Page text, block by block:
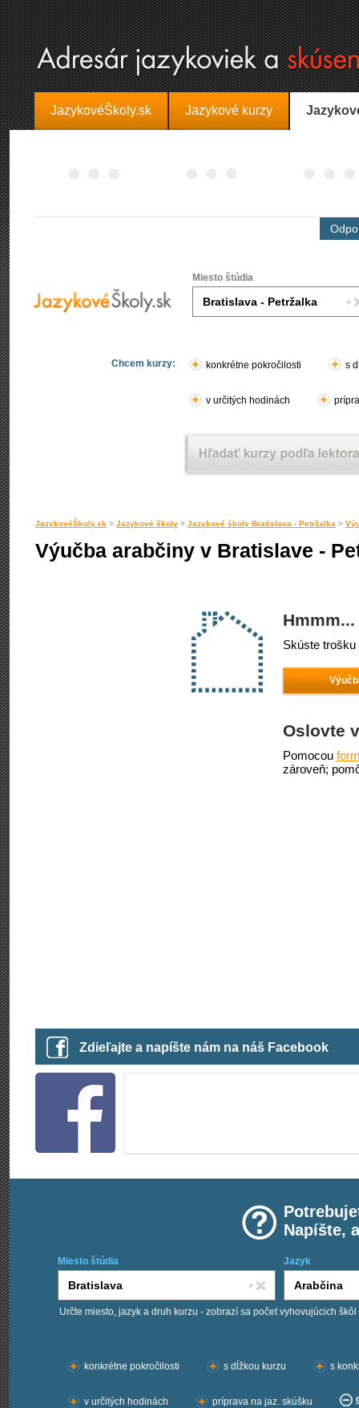
JazykovéŠkoly.sk Jazykové kurzy
Miesto štúdia
Chcem kurzy: konkrétne pokročilosti s
v určitých hodinách
JazykovéŠkoly.sk > Jazykové školy > Jazykové školy Bratislava - Petržalka >
Výučba arabčiny v Bratislave -
Skúste
Oslovte
Pomocou
zároveň;
Zdieľajte a napíšte nám na náš Facebook
Napíšte,
Miesto štúdia Jazyk
Určte miesto, jazyk a druh kurzu - zobrazí sa počet vyhovujúcich škôl
konkrétne pokročilosti
s dĺžkou kurzu s
v určitých hodinách príprava na jaz. skúšku